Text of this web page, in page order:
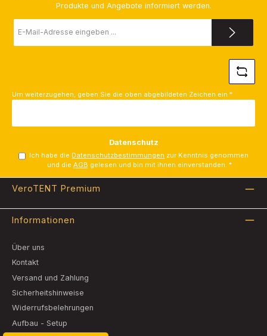
Produkte und Angebote informiert werden.
Mail-
Adresse
Um weiterzugehen, geben Sie die oben abgebildeten Zeichen ein *
Datenschutz
Ich habe die Datenschutzbestimmungen zur Kenntnis genommen
und die AGB gelesen und bin mit ihnen einverstanden. *
VeroTENT Premium
Informationen
Über uns
Kontakt
Versand und Zahlung
Sicherheitshinweise
Widerrufsbelehrungen
Aufbau - Setup